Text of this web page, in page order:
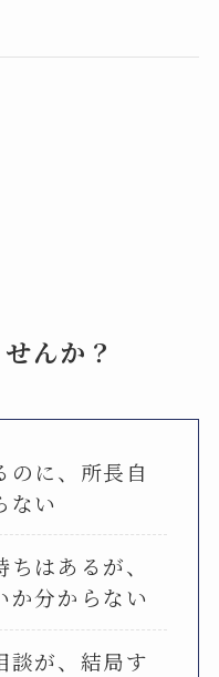
んか？
のに、所長自
ない
はあるが、
か分からない
談が、結局す